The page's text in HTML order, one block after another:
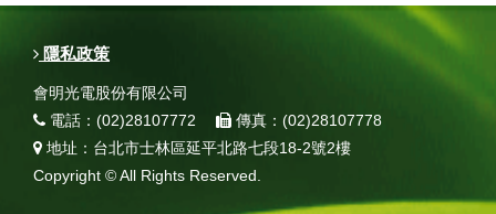
隱私政策
會明光電股份有限公司
電話：(02)28107772
傳真：(02)28107778
地址：台北市士林區延平北路七段18-2號2樓
Copyright © All Rights Reserved.